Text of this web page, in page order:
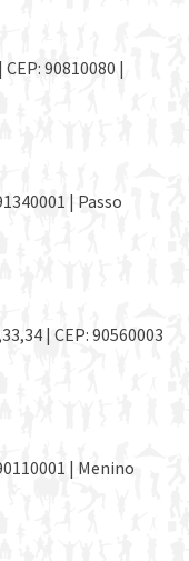
90810080 |
| Passo
| CEP: 90560003
| Menino